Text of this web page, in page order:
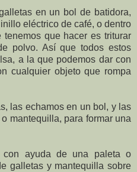
en un bol de batidora,
eléctrico de café, o dentro
que hacer es triturar
polvo. Así que todos estos
a la que podemos dar con
cualquier objeto que rompa
las echamos en un bol, y las
mantequilla, para formar una
con ayuda de una paleta o
galletas y mantequilla sobre